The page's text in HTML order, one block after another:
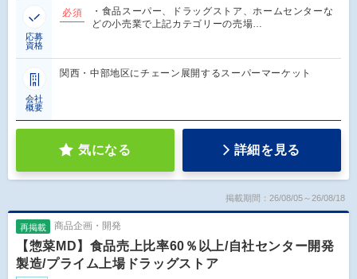
応募
資格
必須
・食品スーパー、ドラッグストア、ホームセンターな
どの小売業で上記カテゴリーの売場…
会社
概要
関西・中部地区にチェーン展開するスーパーマーケット
気になる 詳細を見る
掲載期間：26/08/05～26/08/18
再掲載 商品企画・開発
【惣菜MD】食品売上比率60％以上/自社センター開発
製造/プライム上場ドラッグストア